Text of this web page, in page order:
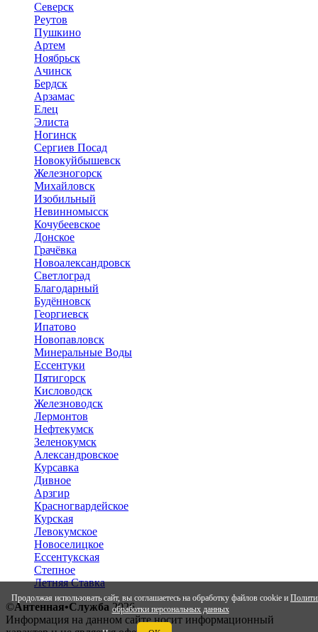
Продолжая использовать сайт, вы соглашаетесь на обработку файлов cookie и
обработки персональных данных
Северск
Реутов
Пушкино
Артем
Ноябрьск
Ачинск
Бердск
Арзамас
Елец
Элиста
Ногинск
Сергиев Посад
Новокуйбышевск
Железногорск
Михайловск
Изобильный
Невинномысск
Кочубеевское
Донское
Грачёвка
Новоалександровск
Светлоград
Благодарный
Будённовск
Георгиевск
Ипатово
Новопавловск
Минеральные Воды
Ессентуки
Пятигорск
Кисловодск
Железноводск
Лермонтов
Нефтекумск
Зеленокумск
Александровское
Курсавка
Дивное
Арзгир
Красногвардейское
Курская
Левокумское
Новоселицкое
Ессентукская
Степное
Летняя Ставка
©Антенная•Служба 2026
Информация на данном сайте носит информационный